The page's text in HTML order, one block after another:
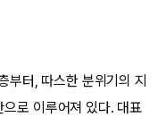
부터, 따스한 분위기의 지
로 이루어져 있다. 대표